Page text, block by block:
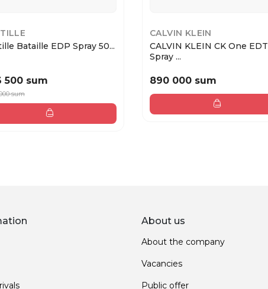
Bataille EDP Spray 50...
500 sum
sum
CALVIN KLEIN
CALVIN KLEIN CK One EDT
Spray ...
890 000 sum
About us
About the company
Vacancies
Public offer